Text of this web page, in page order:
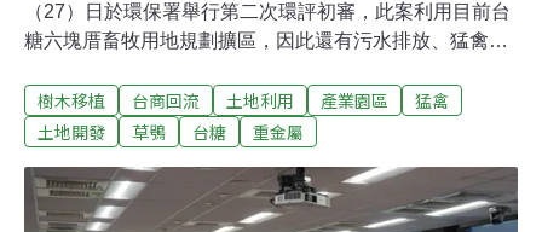
（27）日於環保署舉行第二次環評初審，此案利用目前台
糖六塊厝畜牧用地規劃擴區，因此還有污水排放、猛禽保
響，本週環評會議全數改為線上進行。林務局指出，此案
用地位於「高屏溪流域保育軸帶」，是瀕臨絕種一級保育
模式，成立「草鴞保育推動小組」。屏東科技產業園區缺
地建廠 利用台糖農地擴區屏東科技產業園區（原屏東加工
樹木移植 台商回流 土地利用 產業園區
猛禽
土地開發
草鴞 台糖 重金屬